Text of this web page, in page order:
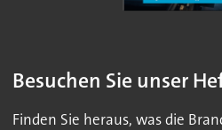
Besuchen Sie unser
Finden Sie heraus, was die